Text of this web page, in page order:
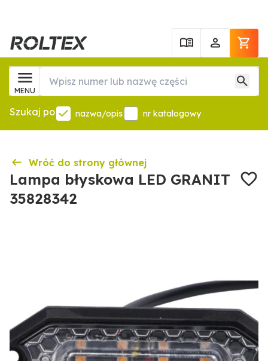
MENU
Szukaj po nazwa/opis nr katalogowy
Wróć do strony głównej
Lampa błyskowa LED GRANIT
35828342